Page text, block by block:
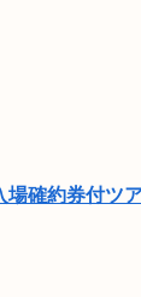
場確約券付ツ